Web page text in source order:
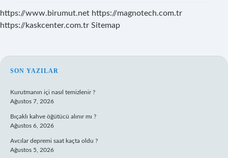
https://www.birumut.net https://magnotech.com.tr
https://kaskcenter.com.tr Sitemap
SIDEBAR
SON YAZILAR
Kurutmanın içi nasıl temizlenir ?
Ağustos 7, 2026
Bıçaklı kahve öğütücü alınır mı ?
Ağustos 6, 2026
Avcılar depremi saat kaçta oldu ?
Ağustos 5, 2026